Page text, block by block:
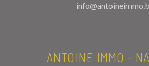
ANTOINE IMMO -